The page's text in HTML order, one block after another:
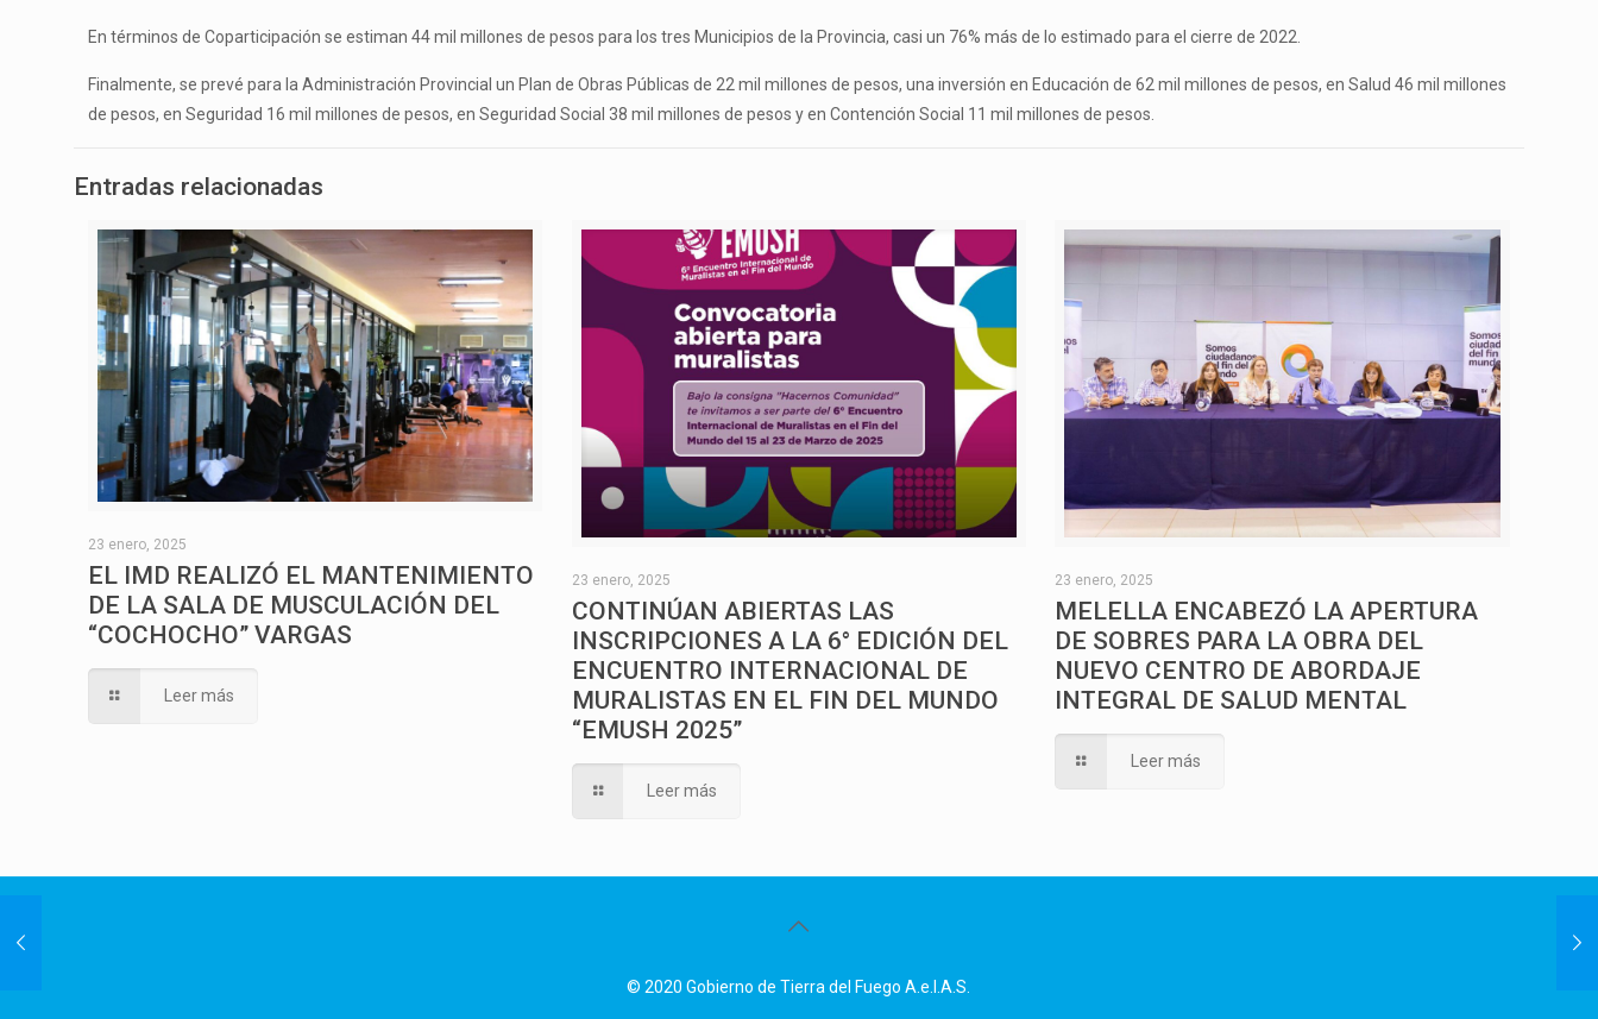
En términos de Coparticipación se estiman 44 mil millones de pesos para los tres Municipios de la Provincia, casi un 76% más de lo estimado para el cierre de 2022.
Finalmente, se prevé para la Administración Provincial un Plan de Obras Públicas de 22 mil millones de pesos, una inversión en Educación de 62 mil millones de pesos, en Salud 46 mil millones
de pesos, en Seguridad 16 mil millones de pesos, en Seguridad Social 38 mil millones de pesos y en Contención Social 11 mil millones de pesos.
Entradas relacionadas
23 enero, 2025
EL IMD REALIZÓ EL MANTENIMIENTO
DE LA SALA DE MUSCULACIÓN DEL
“COCHOCHO” VARGAS
Leer más
23 enero, 2025
CONTINÚAN ABIERTAS LAS
INSCRIPCIONES A LA 6° EDICIÓN DEL
ENCUENTRO INTERNACIONAL DE
MURALISTAS EN EL FIN DEL MUNDO
“EMUSH 2025”
Leer más
23 enero, 2025
MELELLA ENCABEZÓ LA APERTURA
DE SOBRES PARA LA OBRA DEL
NUEVO CENTRO DE ABORDAJE
INTEGRAL DE SALUD MENTAL
Leer más
© 2020 Gobierno de Tierra del Fuego A.e.I.A.S.